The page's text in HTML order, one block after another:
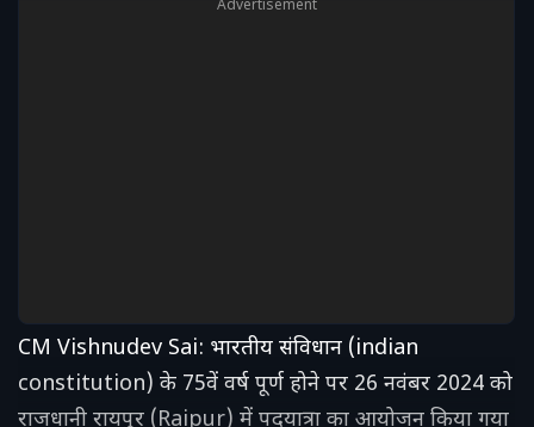
Advertisement
CM Vishnudev Sai: भारतीय संविधान (indian
constitution) के 75वें वर्ष पूर्ण होने पर 26 नवंबर 2024 को
राजधानी रायपुर (Raipur) में पदयात्रा का आयोजन किया गया